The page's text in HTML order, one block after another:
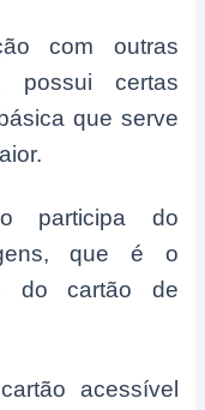
com outras
possui certas
que serve
participa do
que é o
do cartão de
acessível